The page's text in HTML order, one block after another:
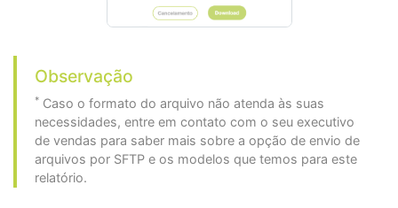
Observação
* Caso o formato do arquivo não atenda às suas
necessidades, entre em contato com o seu executivo
de vendas para saber mais sobre a opção de envio de
arquivos por SFTP e os modelos que temos para este
relatório.